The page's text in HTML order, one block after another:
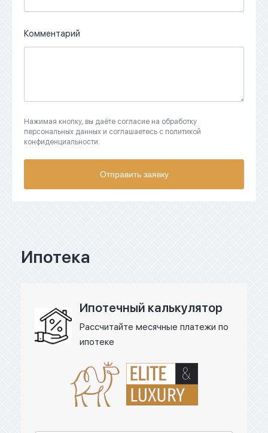
Комментарий
Нажимая кнопку, вы даёте согласие на обработку
персональных данных и соглашаетесь с политикой
конфиденциальности.
Отправить заявку
Ипотека
Ипотечный калькулятор
Рассчитайте месячные платежи по
ипотеке